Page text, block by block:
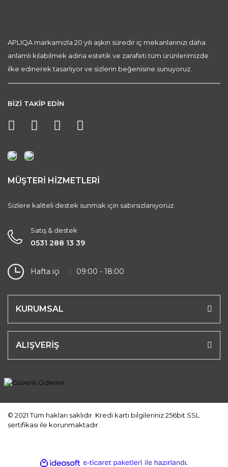
APLIQA markamızla 20 yılı aşkın süredir iç mekanlarınızı daha
anlamlı kılabilmek adına estetik ve zarafeti tüm ürünlerimizde
ilke edinerek tasarlıyor ve sizlerin beğenisine sunuyoruz.
BİZİ TAKİP EDİN
MÜŞTERİ HİZMETLERİ
Sizlere kaliteli destek sunmak için sabırsızlanıyoruz.
Satış & destek
0531 288 13 39
Hafta içi 09:00 - 18:00
KURUMSAL
ALIŞVERİŞ
© 2021 Tüm hakları saklıdır. Kredi kartı bilgileriniz 256bit SSL
sertifikası ile korunmaktadır.
ideasoft e-